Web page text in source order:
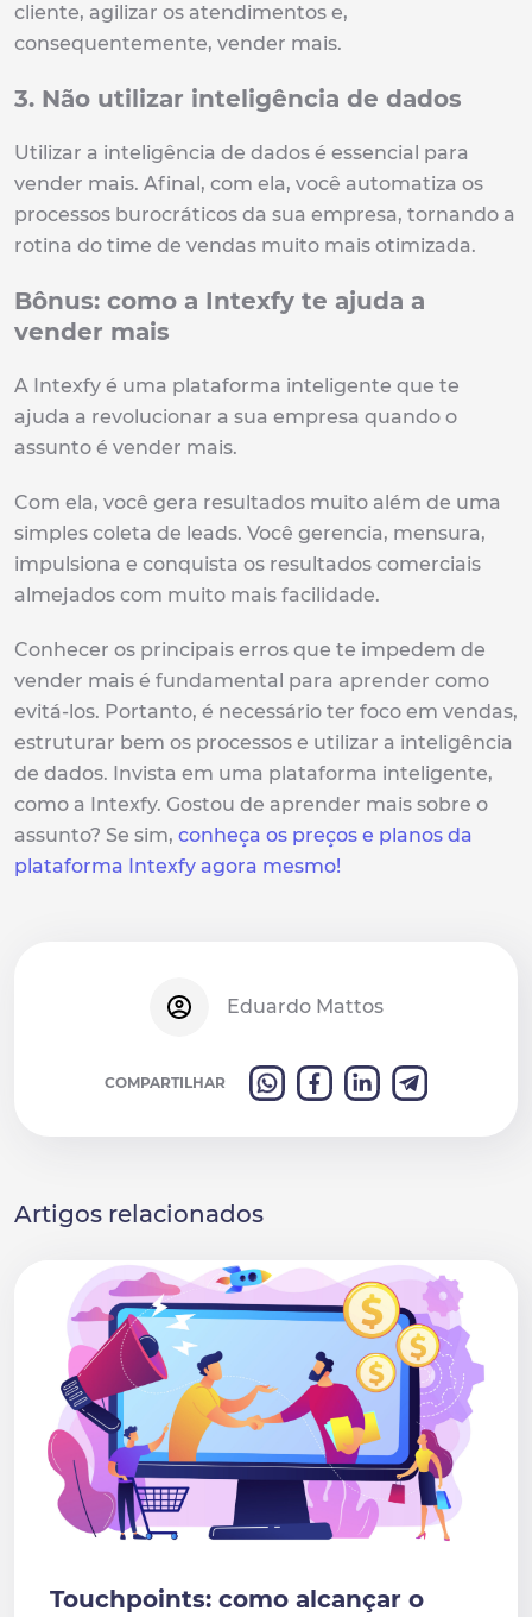
cliente, agilizar os atendimentos e,
consequentemente, vender mais.
3. Não utilizar inteligência de dados
Utilizar a inteligência de dados é essencial para
vender mais. Afinal, com ela, você automatiza os
processos burocráticos da sua empresa, tornando a
rotina do time de vendas muito mais otimizada.
Bônus: como a Intexfy te ajuda a
vender mais
A Intexfy é uma plataforma inteligente que te
ajuda a revolucionar a sua empresa quando o
assunto é vender mais.
Com ela, você gera resultados muito além de uma
simples coleta de leads. Você gerencia, mensura,
impulsiona e conquista os resultados comerciais
almejados com muito mais facilidade.
Conhecer os principais erros que te impedem de
vender mais é fundamental para aprender como
evitá-los. Portanto, é necessário ter foco em vendas,
estruturar bem os processos e utilizar a inteligência
de dados. Invista em uma plataforma inteligente,
como a Intexfy. Gostou de aprender mais sobre o
assunto? Se sim, conheça os preços e planos da
plataforma Intexfy agora mesmo!
Eduardo Mattos
COMPARTILHAR
Artigos relacionados
Touchpoints: como alcançar o